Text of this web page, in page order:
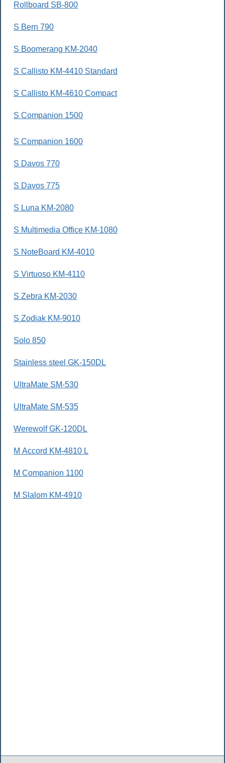
Rollboard SB-800
S Bern 790
S Boomerang KM-2040
S Callisto KM-4410 Standard
S Callisto KM-4610 Compact
S Companion 1500
S Companion 1600
S Davos 770
S Davos 775
S Luna KM-2080
S Multimedia Office KM-1080
S NoteBoard KM-4010
S Virtuoso KM-4110
S Zebra KM-2030
S Zodiak KM-9010
Solo 850
Stainless steel GK-150DL
UltraMate SM-530
UltraMate SM-535
Werewolf GK-120DL
М Accord KM-4810 L
М Companion 1100
М Slalom KM-4910